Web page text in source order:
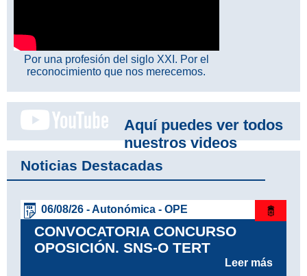
Por una profesión del siglo XXI. Por el
reconocimiento que nos merecemos.
Aquí puedes ver todos
nuestros videos
Noticias Destacadas
06/08/26 - Autonómica - OPE
CONVOCATORIA CONCURSO
OPOSICIÓN. SNS-O TERT
Leer más